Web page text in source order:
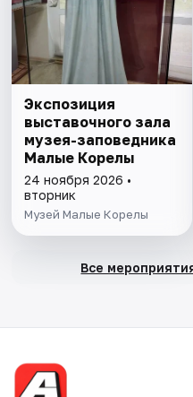
Экспозиция
выставочного зала
музея-заповедника
Малые Корелы
24 ноября 2026 •
вторник
Музей Малые Корелы
Все